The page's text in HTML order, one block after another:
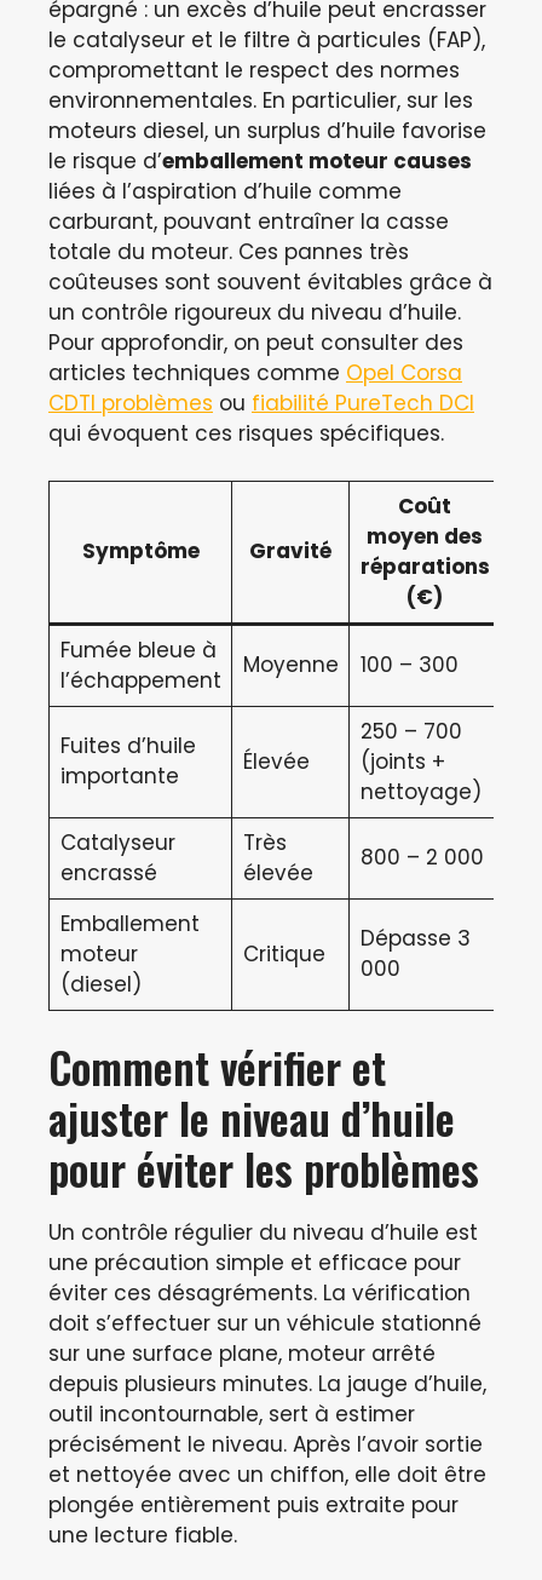
épargné : un excès d’huile peut encrasser
le catalyseur et le filtre à particules (FAP),
compromettant le respect des normes
environnementales. En particulier, sur les
moteurs diesel, un surplus d’huile favorise
le risque d’emballement moteur causes
liées à l’aspiration d’huile comme
carburant, pouvant entraîner la casse
totale du moteur. Ces pannes très
coûteuses sont souvent évitables grâce à
un contrôle rigoureux du niveau d’huile.
Pour approfondir, on peut consulter des
articles techniques comme Opel Corsa
CDTI problèmes ou fiabilité PureTech DCI
qui évoquent ces risques spécifiques.
Symptôme Gravité
Coût
moyen des
réparations
(€)
Fumée bleue à
l’échappement
Moyenne 100 – 300
Fuites d’huile
importante
Élevée
250 – 700
(joints +
nettoyage)
Catalyseur
encrassé
Très
élevée
800 – 2 000
Emballement
moteur
(diesel)
Critique
Dépasse 3
000
Comment vérifier et
ajuster le niveau d’huile
pour éviter les problèmes
Un contrôle régulier du niveau d’huile est
une précaution simple et efficace pour
éviter ces désagréments. La vérification
doit s’effectuer sur un véhicule stationné
sur une surface plane, moteur arrêté
depuis plusieurs minutes. La jauge d’huile,
outil incontournable, sert à estimer
précisément le niveau. Après l’avoir sortie
et nettoyée avec un chiffon, elle doit être
plongée entièrement puis extraite pour
une lecture fiable.